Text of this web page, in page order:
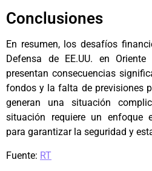
Conclusiones
En resumen, los desafíos
Defensa de EE.UU. en
presentan consecuencias
fondos y la falta de previsiones
generan una situación
situación requiere un enfoque
para garantizar la seguridad y
Fuente: RT